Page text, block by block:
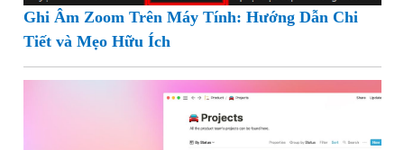
Ghi Âm Zoom Trên Máy Tính: Hướng Dẫn Chi
Tiết và Mẹo Hữu Ích